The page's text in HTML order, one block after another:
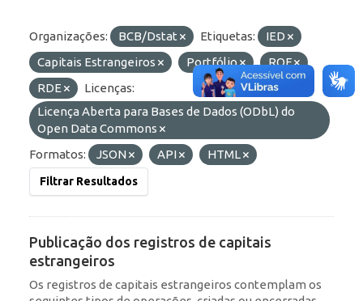
Organizações: BCB/Dstat Etiquetas:
IED
Capitais Estrangeiros
Portfólio
ROF
RDE
Licenças:
Licença Aberta para Bases de Dados (ODbL) do
Open Data Commons
Formatos:
JSON API HTML
Filtrar Resultados
Publicação dos registros de capitais
estrangeiros
Os registros de capitais estrangeiros contemplam os